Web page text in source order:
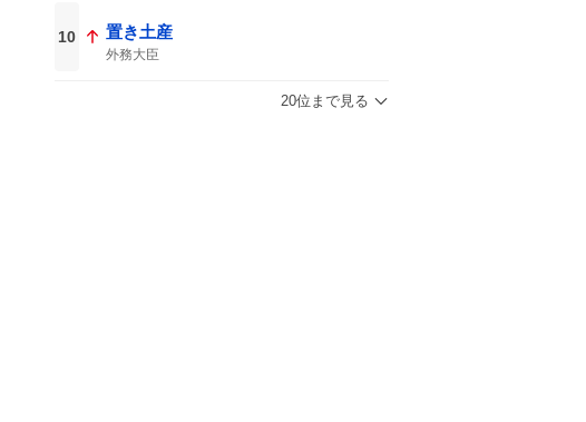
10 置き土産
外務大臣
20位まで見る